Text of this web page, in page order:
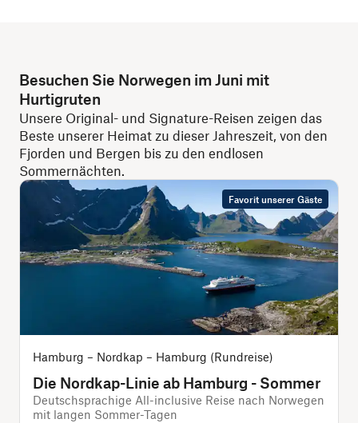
Besuchen Sie Norwegen im Juni mit
Hurtigruten
Unsere Original- und Signature-Reisen zeigen das
Beste unserer Heimat zu dieser Jahreszeit, von den
Fjorden und Bergen bis zu den endlosen
Sommernächten.
Favorit unserer Gäste
Hamburg – Nordkap – Hamburg (Rundreise)
Die Nordkap-Linie ab Hamburg - Sommer
Deutschsprachige All-inclusive Reise nach Norwegen
mit langen Sommer-Tagen